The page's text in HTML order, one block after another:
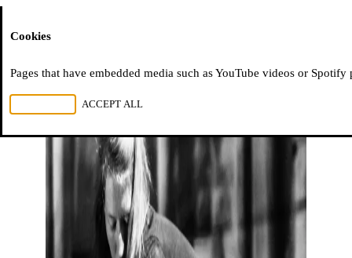
Cookies
Pages that have embedded media such as YouTube videos or
ACCEPT ALL